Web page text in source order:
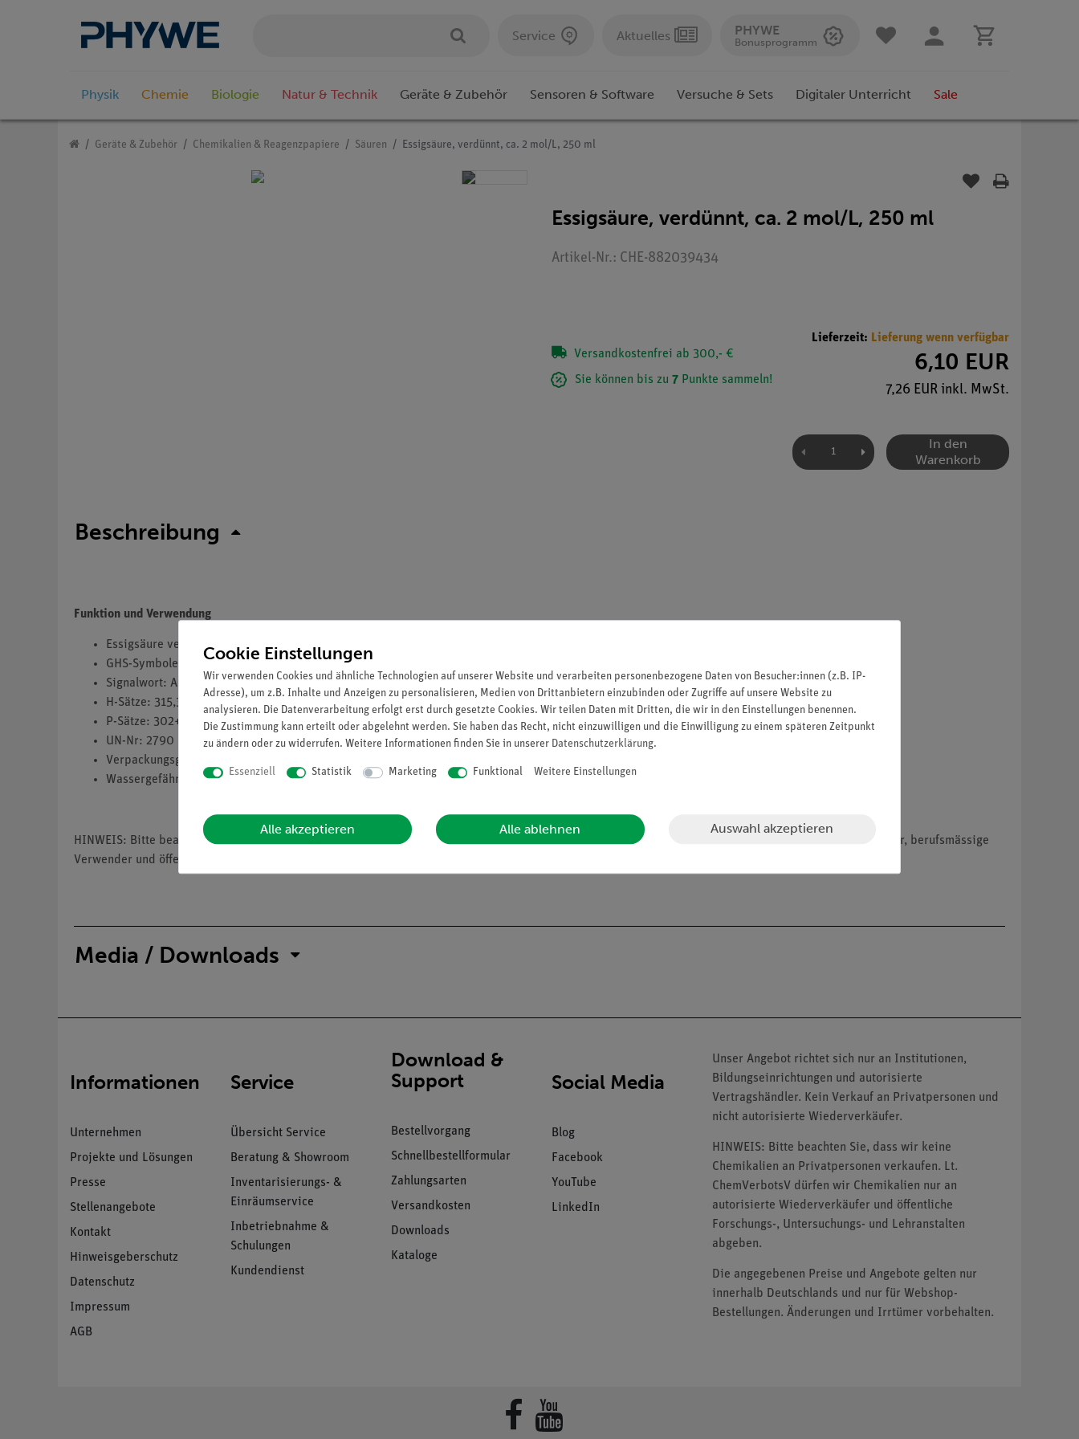
Service Aktuelles PHYWE
Bonusprogramm
Physik Chemie Biologie Natur & Technik Geräte & Zubehör Sensoren & Software Versuche & Sets Digitaler Unterricht Sale
Geräte & Zubehör Chemikalien & Reagenzpapiere Säuren Essigsäure, verdünnt, ca. 2 mol/L, 250 ml
Essigsäure, verdünnt, ca. 2 mol/L, 250 ml
Artikel-Nr.: CHE-882039434
Versandkostenfrei ab 300,- €
Sie können bis zu 7 Punkte sammeln!
Lieferzeit: Lieferung wenn verfügbar
6,10 EUR
7,26 EUR inkl. MwSt.
In den
Warenkorb
Beschreibung
Funktion und Verwendung
Essigsäure verdünnt ca. 2 mol/L
GHS-Symbole(s): GHS07
Signalwort: Achtung
H-Sätze: 315,319
P-Sätze: 302+352,305+351+338
UN-Nr: 2790
Verpackungsgruppe: 3
Wassergefährdungsklasse: 1
HINWEIS: Bitte beachten Sie, dass wir keine Chemikalien an Privatpersonen verkaufen. Lt. ChemVerbotsV dürfen wir Chemikalien nur an Wiederverkäufer, berufsmässige
Verwender und öffentliche Forschungs-, Untersuchungs- und Lehranstalten abgeben.
Media / Downloads
Informationen
Unternehmen
Projekte und Lösungen
Presse
Stellenangebote
Kontakt
Hinweisgeberschutz
Datenschutz
Impressum
AGB
Service
Übersicht Service
Beratung & Showroom
Inventarisierungs- &
Einräumservice
Inbetriebnahme &
Schulungen
Kundendienst
Download &
Support
Bestellvorgang
Schnellbestellformular
Zahlungsarten
Versandkosten
Downloads
Kataloge
Social Media
Blog
Facebook
YouTube
LinkedIn
Unser Angebot richtet sich nur an Institutionen,
Bildungseinrichtungen und autorisierte
Vertragshändler. Kein Verkauf an Privatpersonen und
nicht autorisierte Wiederverkäufer.
HINWEIS: Bitte beachten Sie, dass wir keine
Chemikalien an Privatpersonen verkaufen. Lt.
ChemVerbotsV dürfen wir Chemikalien nur an
autorisierte Wiederverkäufer und öffentliche
Forschungs-, Untersuchungs- und Lehranstalten
abgeben.
Die angegebenen Preise und Angebote gelten nur
innerhalb Deutschlands und nur für Webshop-
Bestellungen. Änderungen und Irrtümer vorbehalten.
Cookie Einstellungen
Wir verwenden Cookies und ähnliche Technologien auf unserer Website und verarbeiten personenbezogene Daten von Besucher:innen (z.B. IP-
Adresse), um z.B. Inhalte und Anzeigen zu personalisieren, Medien von Drittanbietern einzubinden oder Zugriffe auf unsere Website zu
analysieren. Die Datenverarbeitung erfolgt erst durch gesetzte Cookies. Wir teilen Daten mit Dritten, die wir in den Einstellungen benennen.
Die Zustimmung kann erteilt oder abgelehnt werden. Sie haben das Recht, nicht einzuwilligen und die Einwilligung zu einem späteren Zeitpunkt
zu ändern oder zu widerrufen. Weitere Informationen finden Sie in unserer Daten­schutz­erklärung.
Essenziell Statistik Marketing Funktional Weitere Einstellungen
Alle akzeptieren Alle ablehnen Auswahl akzeptieren